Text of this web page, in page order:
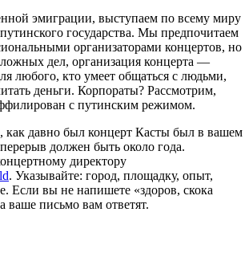
эмиграции, выступаем по всему миру
государства. Мы предпочитаем
организаторами концертов, но
дел, организация концерта —
любого, кто умеет общаться с людьми,
деньги. Корпораты? Рассмотрим,
с путинским режимом.
как давно был концерт Касты был в вашем
должен быть около года.
директору
. Указывайте: город, площадку, опыт,
Если вы не напишете «здоров, скока
ваше письмо вам ответят.